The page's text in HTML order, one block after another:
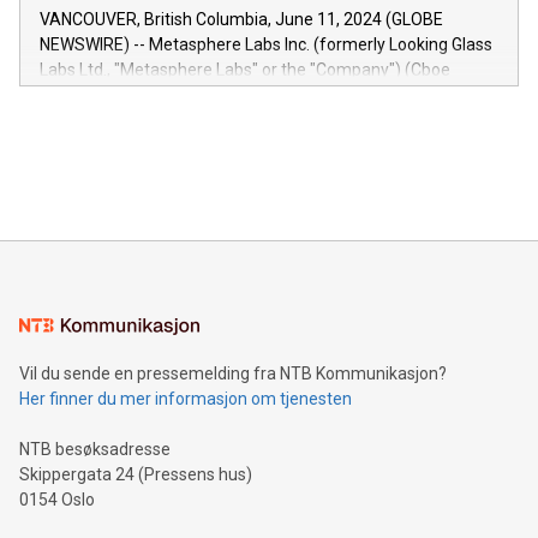
of the Relay42 Insights module, in pre-beta version Key
capabilities of the Relay42 Insights module include: Deep
insights into customer behaviors: With the Relay42 Insights
module, marketers can ask unlimited questions about their
VANCOUVER, British Columbia, June 11, 2024 (GLOBE
NEWSWIRE) -- Metasphere Labs Inc. (formerly Looking Glass
Labs Ltd., "Metasphere Labs" or the "Company") (Cboe
mining.Energy Market Dynamics: Explore how Bitcoin mining
mining.Sound Money: Discover how tamper-proof currency
neutral payment systems support humanitarian
projects.Carbon Footprint: Compare Bitcoin's environmental
event and dive into the critical topics of Bitcoin
Vil du sende en pressemelding fra NTB Kommunikasjon?
Her finner du mer informasjon om tjenesten
NTB besøksadresse
Skippergata 24 (Pressens hus)
0154 Oslo